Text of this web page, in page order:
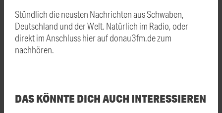
Stündlich die neusten Nachrichten aus Schwaben,
Deutschland und der Welt. Natürlich im Radio, oder
direkt im Anschluss hier auf donau3fm.de zum
nachhören.
DAS KÖNNTE DICH AUCH INTERESSIEREN